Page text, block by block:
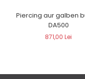
Piercing aur galben
DA500
871,00 Lei